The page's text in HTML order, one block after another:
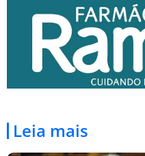
Leia mais